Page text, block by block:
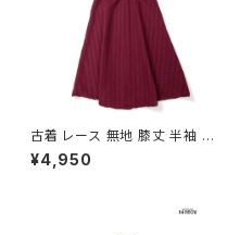
古着 レース 無地 膝丈 半袖 ワ
ンピース 赤 ボルドー (oa2607
080)
¥4,950